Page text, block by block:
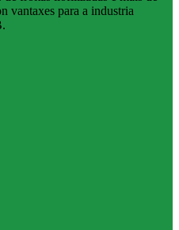
vantaxes para a industria